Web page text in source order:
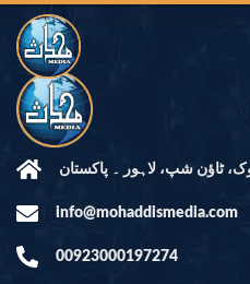
ٹاؤن شپ، لاہور ۔ پاکستان
info@mohaddismedia.com
00923000197274